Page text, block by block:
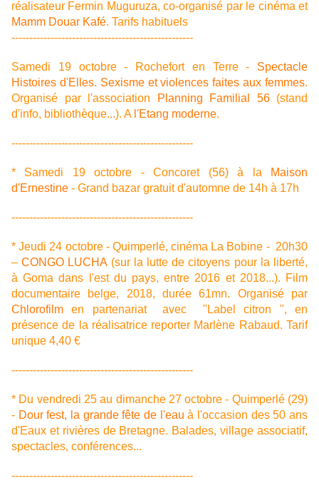
réalisateur Fermin Muguruza, co-organisé par le cinéma et
Mamm Douar Kafé. Tarifs habituels
---------------------------------------------------
Samedi 19 octobre - Rochefort en Terre - Spectacle
Histoires d'Elles. Sexisme et violences faites aux femmes.
Organisé par l'association
Planning Familial 56(stand
d'info, bibliothèque...). A l'Etang moderne.
---------------------------------------------------
* Samedi 19 octobre - Concoret (56) à la
Maison
d'Ernestine - Grand bazar gratuit d'automne de 14h à 17h
---------------------------------------------------
* Jeudi 24 octobre - Quimperlé, cinéma La Bobine - 20h30
–CONGO LUCHA(sur la lutte de citoyens pour la liberté,
à Goma dans l'est du pays, entre 2016 et 2018...). Film
documentaire belge, 2018, durée 61mn. Organisé par
Chlorofilm en partenariat avec "Label citron ", en
présence de la réalisatrice reporter Marlène Rabaud. Tarif
unique 4,40 €
---------------------------------------------------
* Du vendredi 25 au dimanche 27 octobre - Quimperlé (29)
- Dour fest, la grande fête de l'eau à l'occasion des 50 ans
d'Eaux et rivières de Bretagne. Balades, village associatif,
spectacles, conférences...
---------------------------------------------------